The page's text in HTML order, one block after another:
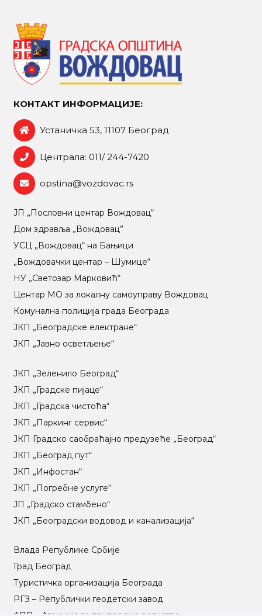
КОНТАКТ ИНФОРМАЦИЈЕ:
Устаничка 53, 11107 Београд
Централа: 011/ 244-7420
opstina@vozdovac.rs
ЈП „Пословни центар Вождовац“
Дом здравља „Вождовац”
УСЦ „Вождовац“ на Бањици
„Вождовачки центар – Шумице“
НУ „Светозар Марковић“
Центар МO за локалну самоуправу Вождовац
Комунална полиција града Београда
ЈКП „Београдске електране“
ЈКП „Јавно осветљење“
ЈКП „Зеленило Београд“
ЈКП „Градске пијаце“
ЈКП „Градска чистоћа“
ЈКП „Паркинг сервис“
ЈКП Градско саобраћајно предузеће „Београд“
ЈКП „Београд пут“
ЈКП „Инфостан“
ЈКП „Погребне услуге“
ЈП „Градско стамбено“
ЈКП „Београдски водовод и канализација“
Влада Републике Србије
Град Београд
Туристичка организација Београда
РГЗ – Републички геодетски завод